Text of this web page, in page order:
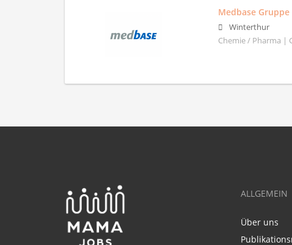
Medbase Gruppe
Winterthur
Chemie / Pharma |
ALLGEMEIN
Über uns